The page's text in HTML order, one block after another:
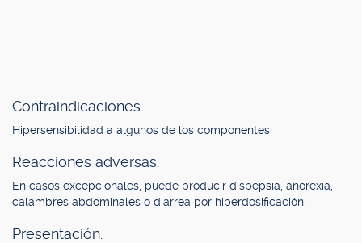
Contraindicaciones.
Hipersensibilidad a algunos de los componentes.
Reacciones adversas.
En casos excepcionales, puede producir dispepsia, anorexia,
calambres abdominales o diarrea por hiperdosificación.
Presentación.